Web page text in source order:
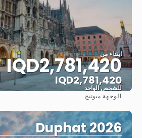
ابتداء من
IQD2,781,420
IQD2,781,420
للشخص الواحد
الوجهة:ميونيخ
Duphat 2026